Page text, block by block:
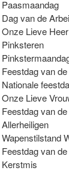
Paasmaandag
Dag van de
Onze Lieve
Pinksteren
Feestdag van
Nationale
Onze Lieve
Feestdag van
Allerheiligen
Wapenstilstand
Feestdag van
Kerstmis